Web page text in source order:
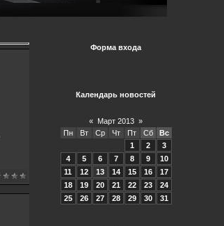
Форма входа
Календарь новостей
« Март 2013 »
Пн
Вт Ср Чт Пт Сб
Вс
1
2
3
4
5 6 7 8 9
10
11
12 13 14 15 16
17
18
19 20 21 22 23
24
25
26 27 28 29 30 31